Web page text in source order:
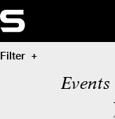
Filter